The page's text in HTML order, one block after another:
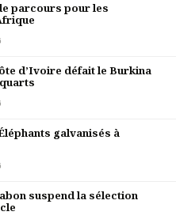
parcours pour les
d’Ivoire défait le Burkina
galvanisés à
suspend la sélection